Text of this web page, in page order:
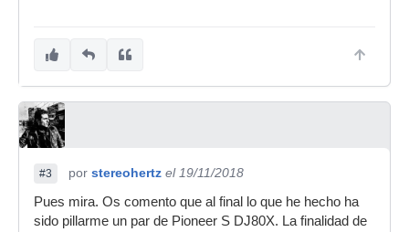
#3 por stereohertz el 19/11/2018
Pues mira. Os comento que al final lo que he hecho ha
sido pillarme un par de Pioneer S DJ80X. La finalidad de